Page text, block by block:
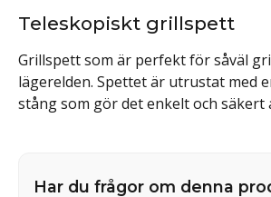
Teleskopiskt grillspett
Grillspett som är perfekt för såväl
lägerelden. Spettet är utrustat med
stång som gör det enkelt och säkert
Har du frågor om denna